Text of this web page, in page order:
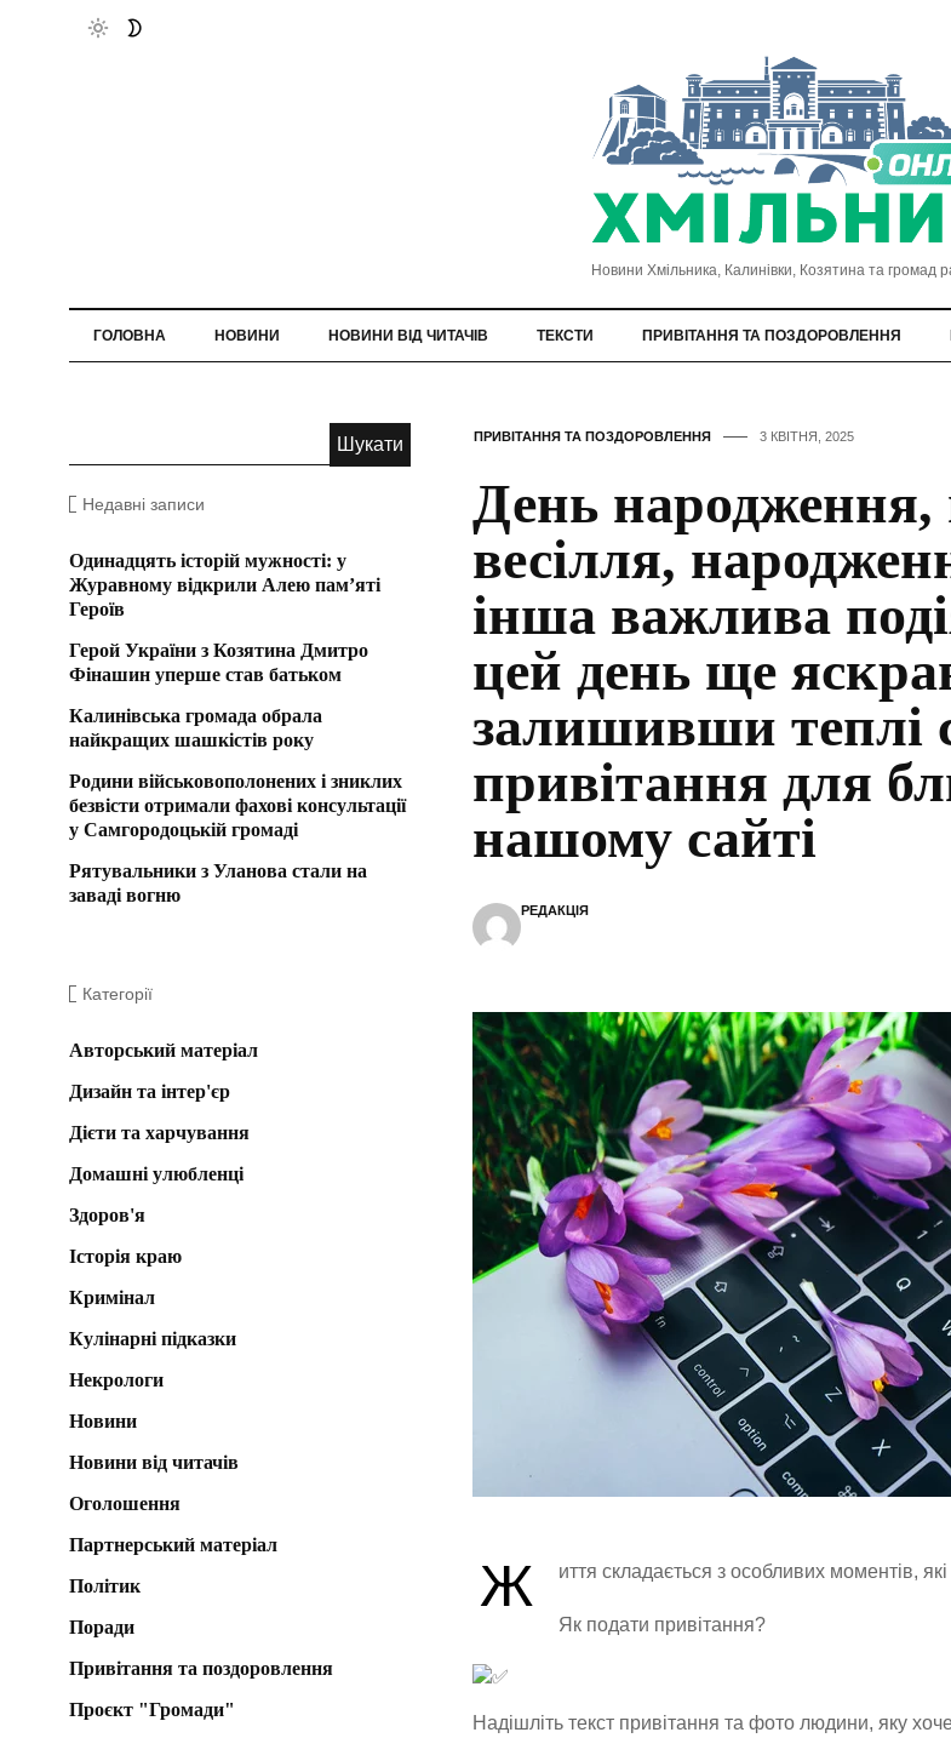
Новини Хмільника, Калинівки, Козятина та громад
ГОЛОВНА НОВИНИ НОВИНИ ВІД ЧИТАЧІВ ТЕКСТИ ПРИВІТАННЯ ТА ПОЗДОРОВЛЕННЯ
ПРИВІТАННЯ ТА ПОЗДОРОВЛЕННЯ 3 КВІТНЯ, 2025
День народження,
весілля,
інша важлива
цей день ще
залишивши теплі
привітання для
нашому сайті
РЕДАКЦІЯ
Ж иття складається з особливих моментів,
Як подати привітання?
Надішліть текст привітання та фото людини, яку
Недавні записи
Одинадцять історій мужності: у
Журавному відкрили Алею пам’яті
Героїв
Герой України з Козятина Дмитро
Фінашин уперше став батьком
Калинівська громада обрала
найкращих шашкістів року
Родини військовополонених і зниклих
безвісти отримали фахові консультації
у Самгородоцькій громаді
Рятувальники з Уланова стали на
заваді вогню
Категорії
Авторський матеріал
Дизайн та інтер'єр
Дієти та харчування
Домашні улюбленці
Здоров'я
Історія краю
Кримінал
Кулінарні підказки
Некрологи
Новини
Новини від читачів
Оголошення
Партнерський матеріал
Політик
Поради
Привітання та поздоровлення
Проєкт "Громади"